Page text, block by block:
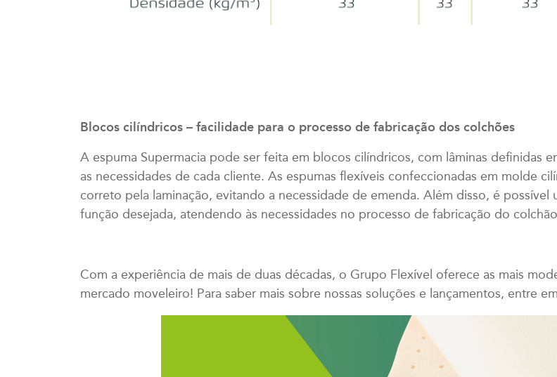
Blocos cilíndricos – facilidade para o processo de fabricação dos colchões
A espuma Supermacia pode ser feita em blocos cilíndricos, com lâminas definidas
as necessidades de cada cliente. As espumas flexíveis confeccionadas em molde
correto pela laminação, evitando a necessidade de emenda. Além disso, é
função desejada, atendendo às necessidades no processo de fabricação do
Com a experiência de mais de duas décadas, o Grupo Flexível oferece as mais
mercado moveleiro! Para saber mais sobre nossas soluções e lançamentos, entre